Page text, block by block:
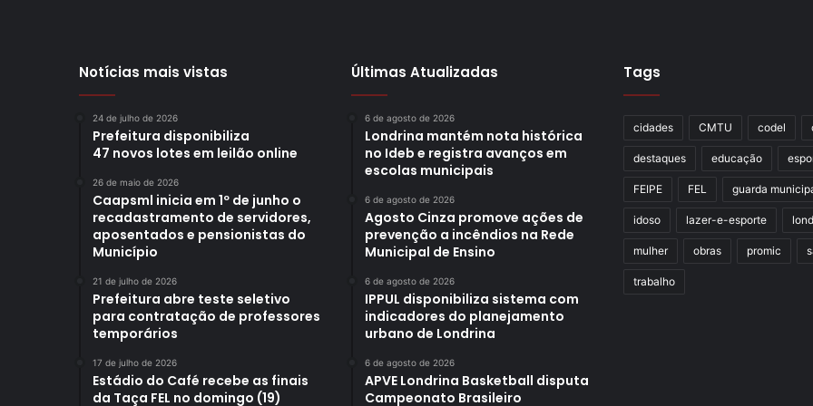
Notícias mais vistas
24 de julho de 2026
Prefeitura disponibiliza
47 novos lotes em leilão online
26 de maio de 2026
Caapsml inicia em 1º de junho o
recadastramento de servidores,
aposentados e pensionistas do
Município
21 de julho de 2026
Prefeitura abre teste seletivo
para contratação de professores
temporários
17 de julho de 2026
Estádio do Café recebe as finais
da Taça FEL no domingo (19)
Últimas Atualizadas
6 de agosto de 2026
Londrina mantém nota histórica
no Ideb e registra avanços em
escolas municipais
6 de agosto de 2026
Agosto Cinza promove ações de
prevenção a incêndios na Rede
Municipal de Ensino
6 de agosto de 2026
IPPUL disponibiliza sistema com
indicadores do planejamento
urbano de Londrina
6 de agosto de 2026
APVE Londrina Basketball disputa
Campeonato Brasileiro
Tags
cidades CMTU codel
destaques educação
FEIPE FEL guarda
idoso lazer-e-esporte
mulher obras promic
trabalho